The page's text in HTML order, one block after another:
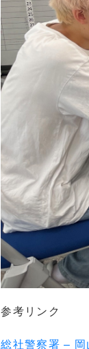
参考リンク
総社警察署 – 岡